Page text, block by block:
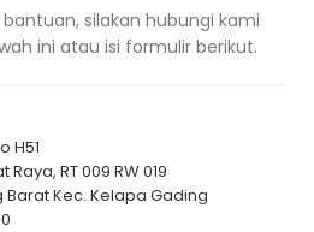
silakan hubungi kami
ini atau isi formulir berikut.
H51
RT 009 RW 019
Barat Kec. Kelapa Gading